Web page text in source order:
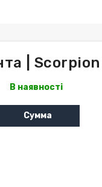
|
В наявності
Сумма